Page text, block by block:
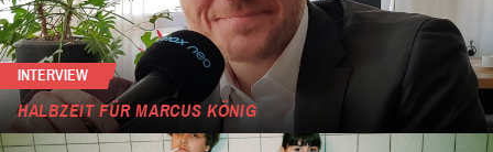
INTERVIEW
HALBZEIT FÜR MARCUS KÖNIG